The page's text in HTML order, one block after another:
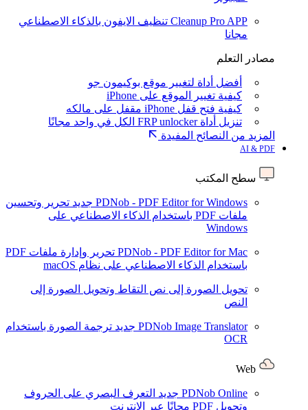
Cleanup Pro APP تنظيف الايفون بالذكاء الاصطناعي
مجانا
مصادر التعلم
أفضل أداة لتغيير موقع بوكيمون جو
كيفية تغيير الموقع على iPhone
كيفية فتح قفل iPhone مقفل على مالكه
تنزيل أداة FRP unlocker الكل في واحد مجانًا
المزيد من النصائح المفيدة
AI & PDF
سطح المكتب
PDNob - PDF Editor for Windows جديد تحرير وتحسين
ملفات PDF باستخدام الذكاء الاصطناعي على
Windows
PDNob - PDF Editor for Mac
تحرير وإدارة ملفات PDF
باستخدام الذكاء الاصطناعي على نظام macOS
تحويل الصورة إلى نص التقاط وتحويل الصورة إلى
النص
PDNob Image Translator جديد ترجمة الصورة باستخدام
OCR
PDNob Online جديد التعرف البصري على الحروف
وتحويل PDF مجانًا عبر الإنترنت